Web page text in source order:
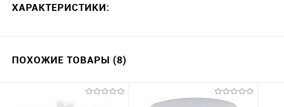
ХАРАКТЕРИСТИКИ:
ПОХОЖИЕ ТОВАРЫ (8)